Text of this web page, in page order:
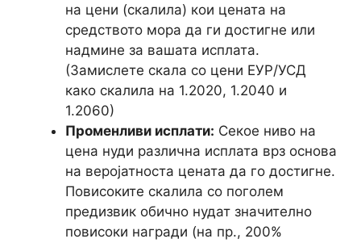
на цени (скалила) кои цената на
средството мора да ги достигне или
надмине за вашата исплата.
(Замислете скала со цени ЕУР/УСД
како скалила на 1.2020, 1.2040 и
1.2060)
Променливи исплати: Секое ниво на
цена нуди различна исплата врз основа
на веројатноста цената да го достигне.
Повисоките скалила со поголем
предизвик обично нудат значително
повисоки награди (на пр., 200%